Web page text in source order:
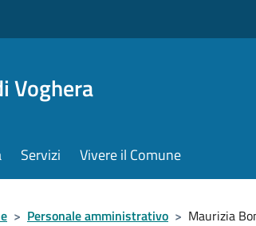
Voghera
Servizi Vivere il Comune
> Personale amministrativo > Maurizia